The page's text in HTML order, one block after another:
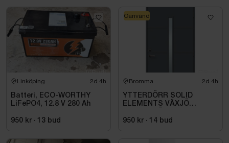
Linköping 2d 4h
Batteri, ECO-WORTHY
LiFePO4, 12.8 V 280 Ah
950 kr · 13 bud
Bromma 2d 4h
YTTERDÖRR SOLID
ELEMENTS VÄXJÖ
950 kr · 14 bud
Oanvänd